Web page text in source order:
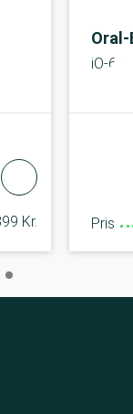
Kr.
Oral-
iO-6
Pris